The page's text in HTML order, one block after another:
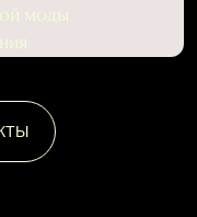
моды